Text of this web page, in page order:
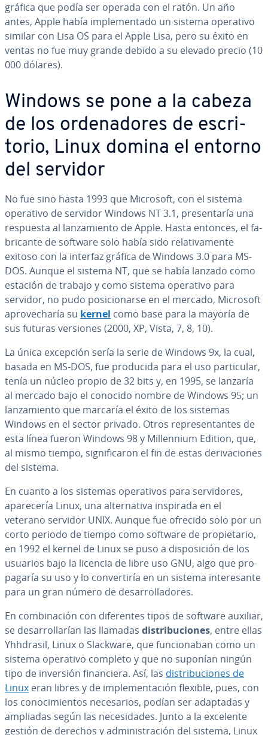
gráfica que podía ser operada con el ratón. Un año
antes, Apple había im­ple­me­n­ta­do un sistema operativo
similar con Lisa OS para el Apple Lisa, pero su éxito en
ventas no fue muy grande debido a su elevado precio (10
000 dólares).
Windows se pone a la cabeza
de los or­de­na­do­res de es­cri­
to­rio, Linux domina el entorno
del servidor
No fue sino hasta 1993 que Microsoft, con el sistema
operativo de servidor Windows NT 3.1, pre­se­n­ta­ría una
respuesta al la­n­za­mie­n­to de Apple. Hasta entonces, el fa­
bri­ca­n­te de software solo había sido re­la­ti­va­me­n­te
exitoso con la interfaz gráfica de Windows 3.0 para MS-
DOS. Aunque el sistema NT, que se había lanzado como
estación de trabajo y como sistema operativo para
servidor, no pudo po­si­cio­nar­se en el mercado, Microsoft
apro­ve­cha­ría su kernel como base para la mayoría de
sus futuras versiones (2000, XP, Vista, 7, 8, 10).
La única excepción sería la serie de Windows 9x, la cual,
basada en MS-DOS, fue producida para el uso pa­r­ti­cu­lar,
tenía un núcleo propio de 32 bits y, en 1995, se lanzaría
al mercado bajo el conocido nombre de Windows 95; un
la­n­za­mie­n­to que marcaría el éxito de los sistemas
Windows en el sector privado. Otros re­pre­se­n­ta­n­tes de
esta línea fueron Windows 98 y Mi­lle­n­nium Edition, que,
al mismo tiempo, si­g­ni­fi­ca­ron el fin de estas de­ri­va­cio­nes
del sistema.
En cuanto a los sistemas ope­ra­ti­vos para se­r­vi­do­res,
apa­re­ce­ría Linux, una al­te­r­na­ti­va inspirada en el
veterano servidor UNIX. Aunque fue ofrecido solo por un
corto periodo de tiempo como software de pro­pie­ta­rio,
en 1992 el kernel de Linux se puso a di­s­po­si­ción de los
usuarios bajo la licencia de libre uso GNU, algo que pro­
pa­ga­ría su uso y lo co­n­ve­r­ti­ría en un sistema in­te­re­sa­n­te
para un gran número de de­sa­rro­lla­do­res.
En co­m­bi­na­ción con di­fe­re­n­tes tipos de software auxiliar,
se de­sa­rro­lla­rían las llamadas di­s­tri­bu­cio­nes, entre ellas
Yhhdrasil, Linux o Slackware, que fu­n­cio­na­ban como un
sistema operativo completo y que no suponían ningún
tipo de inversión fi­na­n­cie­ra. Así, las di­s­tri­bu­cio­nes de
Linux eran libres y de im­ple­me­n­ta­ción flexible, pues, con
los co­no­ci­mie­n­tos ne­ce­sa­rios, podían ser adaptadas y
ampliadas según las ne­ce­si­da­des. Junto a la excelente
gestión de derechos y ad­mi­ni­s­tra­ción del sistema, Linux